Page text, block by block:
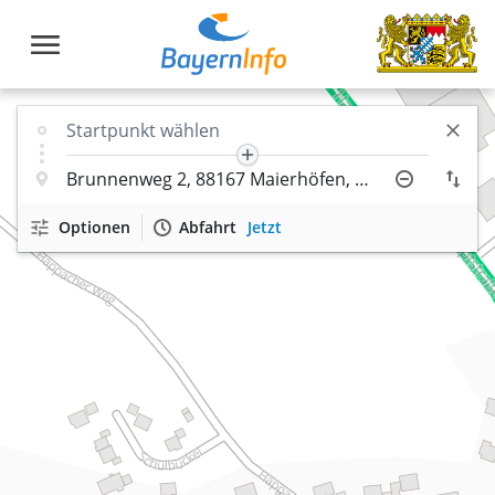
Optionen Abfahrt Jetzt